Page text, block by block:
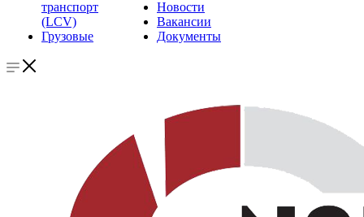
транспорт
(LCV)
Грузовые
Новости
Вакансии
Документы